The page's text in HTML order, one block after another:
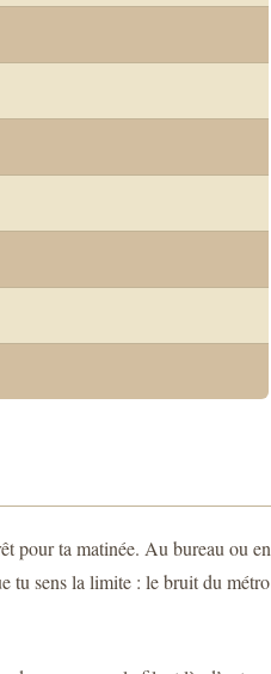
pour ta matinée. Au bureau ou en
tu sens la limite : le bruit du métro